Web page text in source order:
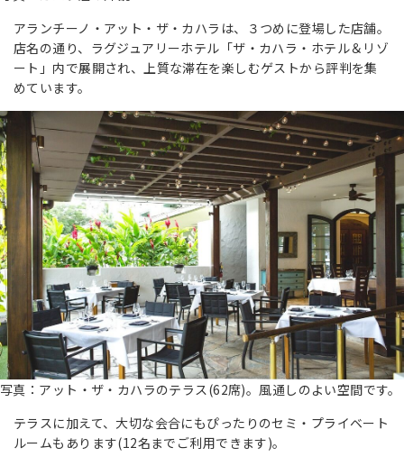
アランチーノ・アット・ザ・カハラは、３つめに登場した店舗。
店名の通り、ラグジュアリーホテル「ザ・カハラ・ホテル＆リゾ
ート」内で展開され、上質な滞在を楽しむゲストから評判を集
めています。
写真：アット・ザ・カハラのテラス(62席)。風通しのよい空間です。
テラスに加えて、大切な会合にもぴったりのセミ・プライベート
ルームもあります(12名までご利用できます)。